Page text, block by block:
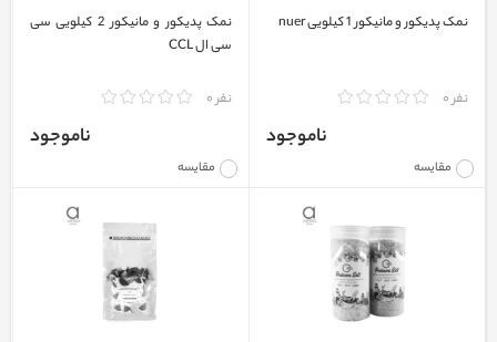
نمک پدیکور و مانیکور 1 کیلویی nuer
نفر 0
مقایسه
ناموجود
نمک پدیکور و مانیکور 2 کیلویی سی
سی ال CCL
نفر 0
مقایسه
ناموجود